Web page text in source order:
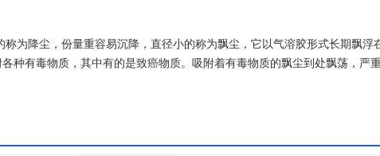
为降尘，份量重容易沉降，直径小的称为飘尘，它以气溶胶形式长期飘浮
种有毒物质，其中有的是致癌物质。吸附着有毒物质的飘尘到处飘荡，严